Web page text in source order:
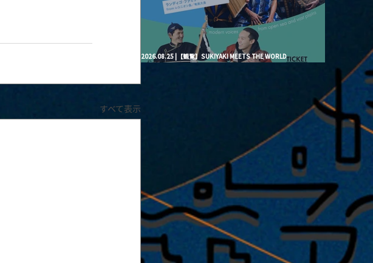
すべて表示
2026.08.25 |【観覧】SUKIYAKI MEETS THE WORLD
presentsLINDIGO FAMILY with ANNA SATO, ODUCHU modern